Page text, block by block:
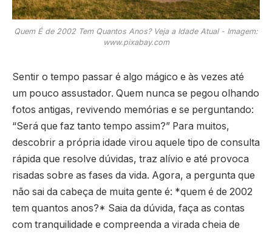
Quem É de 2002 Tem Quantos Anos? Veja a Idade Atual - Imagem:
www.pixabay.com
Sentir o tempo passar é algo mágico e às vezes até
um pouco assustador. Quem nunca se pegou olhando
fotos antigas, revivendo memórias e se perguntando:
“Será que faz tanto tempo assim?” Para muitos,
descobrir a própria idade virou aquele tipo de consulta
rápida que resolve dúvidas, traz alívio e até provoca
risadas sobre as fases da vida. Agora, a pergunta que
não sai da cabeça de muita gente é: *quem é de 2002
tem quantos anos?* Saia da dúvida, faça as contas
com tranquilidade e compreenda a virada cheia de